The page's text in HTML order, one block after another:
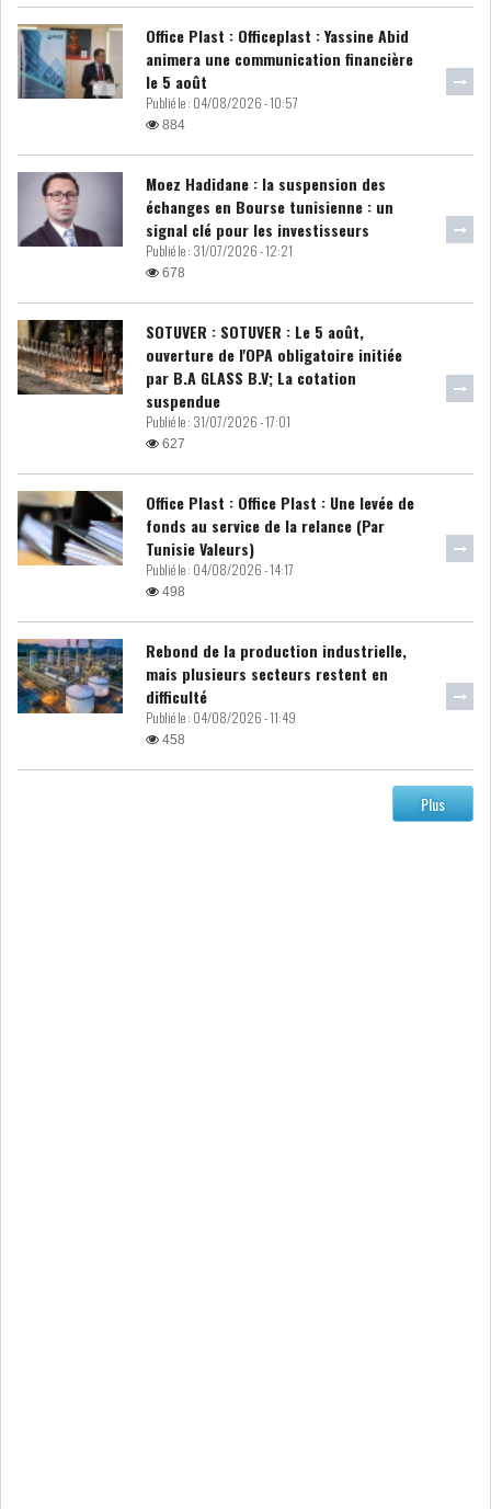
SOCIÉTÉS
LOI DE FINANCE ENERGIE
MATIÈRES PREMIÈRES
MÉDIAS EDUCATION
TOURISME
DONNÉES
MACROÉCONOMIQUES
LE DÉFICIT COURANT SE
INS : L'INFLATION RECULE À
5,1% EN...
Office Plast : Officeplast : Yassine Abid
animera une communication financière
le 5 août
Publié le : 04/08/2026 - 10:57
884
Moez Hadidane : la suspension des
échanges en Bourse tunisienne : un
signal clé pour les investisseurs
Publié le : 31/07/2026 - 12:21
678
SOTUVER : SOTUVER : Le 5 août,
ouverture de l'OPA obligatoire initiée
par B.A GLASS B.V; La cotation
suspendue
Publié le : 31/07/2026 - 17:01
627
Office Plast : Office Plast : Une levée de
fonds au service de la relance (Par
Tunisie Valeurs)
Publié le : 04/08/2026 - 14:17
498
Rebond de la production industrielle,
mais plusieurs secteurs restent en
difficulté
Publié le : 04/08/2026 - 11:49
458
Plus